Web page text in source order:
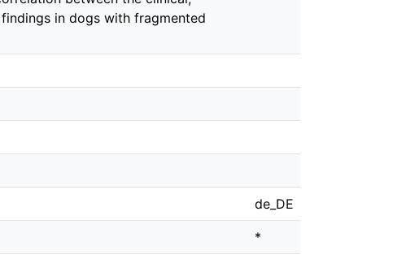
in dogs with fragmented
de_DE
*